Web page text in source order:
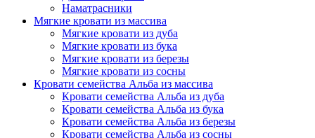
Наматрасники
Мягкие кровати из массива
Мягкие кровати из дуба
Мягкие кровати из бука
Мягкие кровати из березы
Мягкие кровати из сосны
Кровати семейства Альба из массива
Кровати семейства Альба из дуба
Кровати семейства Альба из бука
Кровати семейства Альба из березы
Кровати семейства Альба из сосны